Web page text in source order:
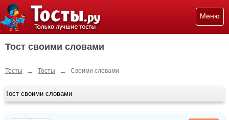
Меню
Тост своими словами
Тосты → Тосты → Своими словами
Тост своими словами